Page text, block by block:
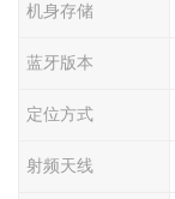
机身存储
蓝牙版本
定位方式
射频天线